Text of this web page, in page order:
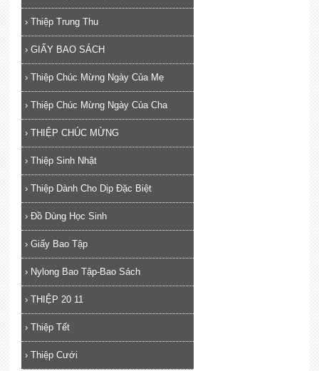
› Thiệp Trung Thu
› GIẤY BAO SÁCH
› Thiệp Chúc Mừng Ngày Của Mẹ
› Thiệp Chúc Mừng Ngày Của Cha
› THIỆP CHÚC MỪNG
› Thiệp Sinh Nhật
› Thiệp Dành Cho Dịp Đặc Biệt
› Đồ Dùng Học Sinh
› Giấy Bao Tập
› Nylong Bao Tập-Bao Sách
› THIỆP 20 11
› Thiệp Tết
› Thiệp Cưới